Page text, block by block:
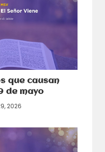
que causan
de mayo
2026